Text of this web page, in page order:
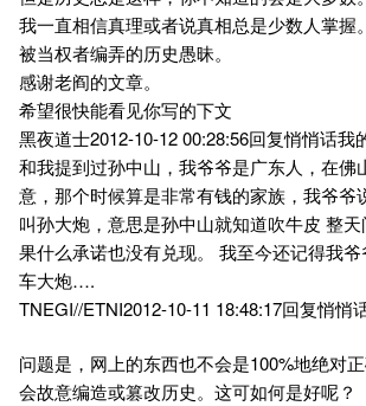
我一直相信真理或者说真相总是少数人掌握
被当权者编弄的历史愚昧。
感谢老阎的文章。
希望很快能看见你写的下文
黑夜道士2012-10-12 00:28:56回复悄悄话我
和我提到过孙中山，我爷爷是广东人，在佛
意，那个时候算是非常有钱的家族，我爷爷
叫孙大炮，意思是孙中山就知道吹牛皮 整
果什么承诺也没有兑现。 我至今还记得我
车大炮….
TNEGI//ETNI2012-10-11 18:48:17回复悄悄
问题是，网上的东西也不会是100%地绝对
会故意编造或篡改历史。这可如何是好呢？